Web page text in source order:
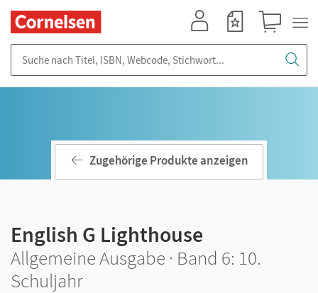
Zugehörige Produkte anzeigen
English G Lighthouse
Allgemeine Ausgabe · Band 6: 10.
Schuljahr